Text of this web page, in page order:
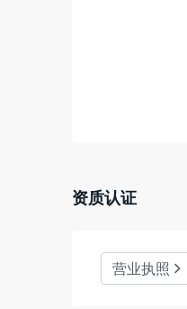
资质认证
营业执照